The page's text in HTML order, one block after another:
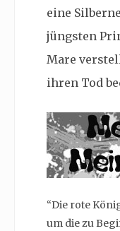
eine
jüngsten
Mare
ihren Tod
“Die rote
um die zu